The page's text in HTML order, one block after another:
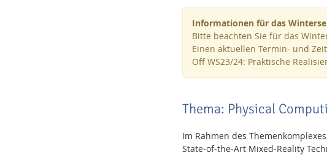
Informationen für das
Bitte beachten Sie für das
Einen aktuellen Termin- und
Off WS23/24: Praktische
Thema: Physical
Im Rahmen des
State-of-the-Art Mixed-Reality